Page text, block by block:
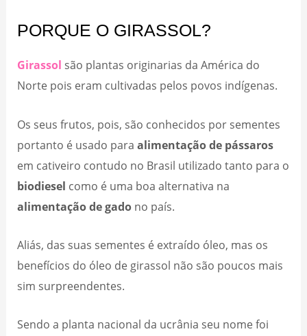
PORQUE O GIRASSOL?
Girassol são plantas originarias da América do
Norte pois eram cultivadas pelos povos indígenas.
Os seus frutos, pois, são conhecidos por sementes
portanto é usado paraalimentação de pássaros
em cativeiro contudo no Brasil utilizado tanto para o
biodiesel como é uma boa alternativa na
alimentação de gado no país.
Aliás, das suas sementes é extraído óleo, mas os
benefícios do óleo de girassol não são poucos mais
sim surpreendentes.
Sendo a planta nacional da ucrânia seu nome foi